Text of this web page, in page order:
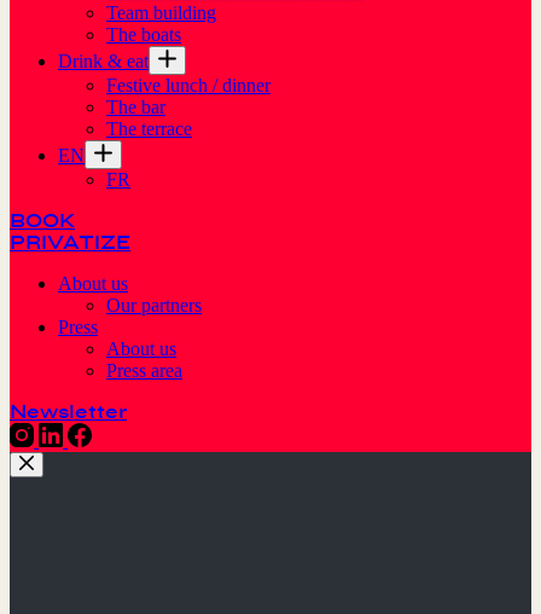
Team building
The boats
Drink & eat
Festive lunch / dinner
The bar
The terrace
EN
FR
BOOK
PRIVATIZE
About us
Our partners
Press
About us
Press area
Newsletter